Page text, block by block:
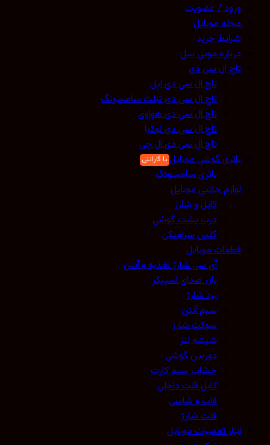
ورود / عضویت
مجله موبایل
شرایط خرید
درباره موبی سل
تاچ ال سی دی
تاچ ال سی دی اپل
تاچ ال سی دی تبلت سامسونگ
تاچ ال سی دی هواوی
تاچ ال سی دی نوکیا
تاچ ال سی دی ال جی
باتری گوشی موبایل
باتری سامسونگ
لوازم جانبی موبایل
کابل و شارژ
درب پشت گوشی
گلس سرامیکی
قطعات موبایل
آی سی شارژ تغذیه و آنتن
بازر صدای اسپیکر
برد شارژ
سیم آنتن
سوکت شارژ
شیشه لنز
دوربین گوشی
خشاب سیم کارت
کابل فلت داخلی
قاب و شاسی
فلت شارژ
ابزار تعمیرات موبایل